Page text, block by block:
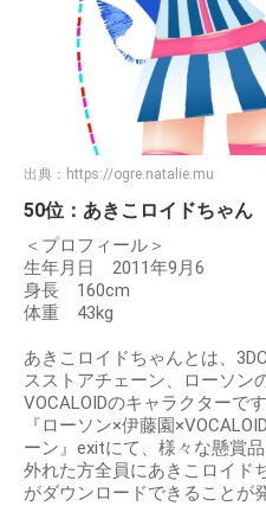
出典： https://ogre.natalie.mu
50位：あきこロイドちゃん
＜プロフィール＞
生年月日 2011年9月6
身長 160cm
体重 43kg
あきこロイドちゃんとは、
スストアチェーン、ローソン
VOCALOIDのキャラクターで
『ローソン×伊藤園
ーン』exitにて、様々な懸賞
外れた方全員にあきこロイド
がダウンロードできることが